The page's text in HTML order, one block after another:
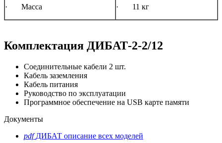
· Масса · 11 кг
Комплектация ДИБАТ-2-2/12
Соединительные кабели 2 шт.
Кабель заземления
Кабель питания
Руководство по эксплуатации
Программное обеспечение на USB карте памяти
Документы
pdf ДИБАТ описание всех моделей